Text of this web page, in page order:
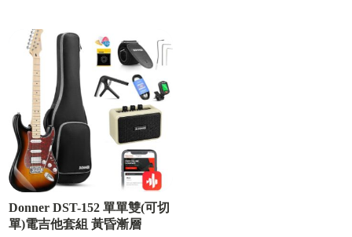
Donner DST-152 單單雙(可切
單)電吉他套組 黃昏漸層